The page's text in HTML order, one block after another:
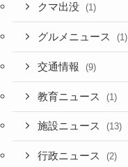
クマ出没 (1)
グルメニュース (1)
交通情報 (9)
教育ニュース (1)
施設ニュース (13)
行政ニュース (2)